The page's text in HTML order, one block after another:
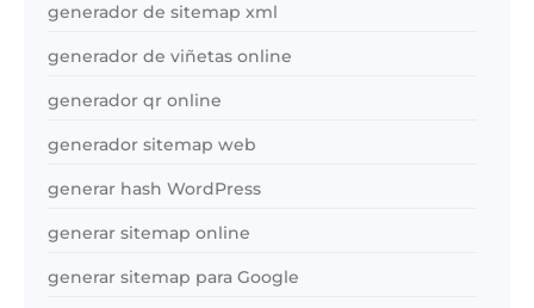
generador de sitemap xml
generador de viñetas online
generador qr online
generador sitemap web
generar hash WordPress
generar sitemap online
generar sitemap para Google